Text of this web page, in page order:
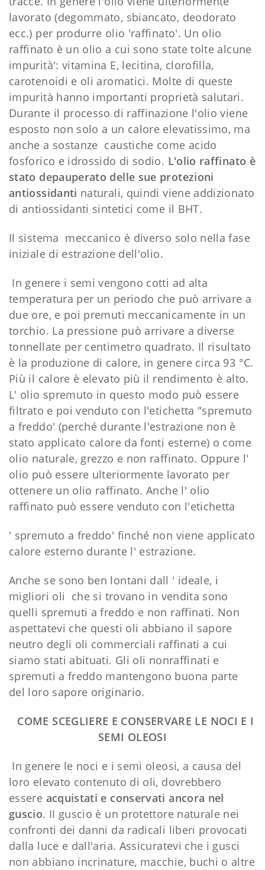
lavorato (degommato, sbiancato, deodorato
ecc.) per produrre olio 'raffinato'. Un olio
raffinato è un olio a cui sono state tolte alcune
impurità': vitamina E, lecitina, clorofilla,
carotenoidi e oli aromatici. Molte di queste
impurità hanno importanti proprietà salutari.
Durante il processo di raffinazione l'olio viene
esposto non solo a un calore elevatissimo, ma
anche a sostanze caustiche come acido
fosforico e idrossido di sodio. L'olio raffinato è
stato depauperato delle sue protezioni
antiossidanti naturali, quindi viene addizionato
di antiossidanti sintetici come il BHT.
Il sistema meccanico è diverso solo nella fase
iniziale di estrazione dell'olio.
In genere i semi vengono cotti ad alta
temperatura per un periodo che può arrivare a
due ore, e poi premuti meccanicamente in un
torchio. La pressione può arrivare a diverse
tonnellate per centimetro quadrato. Il risultato
è la produzione di calore, in genere circa 93 °C.
Più il calore è elevato più il rendimento è alto.
L' olio spremuto in questo modo può essere
filtrato e poi venduto con l'etichetta "spremuto
a freddo' (perché durante l'estrazione non è
stato applicato calore da fonti esterne) o come
olio naturale, grezzo e non raffinato. Oppure l'
olio può essere ulteriormente lavorato per
ottenere un olio raffinato. Anche l' olio
raffinato può essere venduto con l'etichetta
' spremuto a freddo' finché non viene applicato
calore esterno durante l' estrazione.
Anche se sono ben lontani dall ' ideale, i
migliori oli che si trovano in vendita sono
quelli spremuti a freddo e non raffinati. Non
aspettatevi che questi oli abbiano il sapore
neutro degli oli commerciali raffinati a cui
siamo stati abituati. Gli oli nonraffinati e
spremuti a freddo mantengono buona parte
del loro sapore originario.
COME SCEGLIERE E CONSERVARE LE NOCI E I
SEMI OLEOSI
In genere le noci e i semi oleosi, a causa del
loro elevato contenuto di oli, dovrebbero
essere acquistati e conservati ancora nel
guscio. II guscio è un protettore naturale nei
confronti dei danni da radicali liberi provocati
dalla luce e dall'aria. Assicuratevi che i gusci
non abbiano incrinature, macchie, buchi o altre